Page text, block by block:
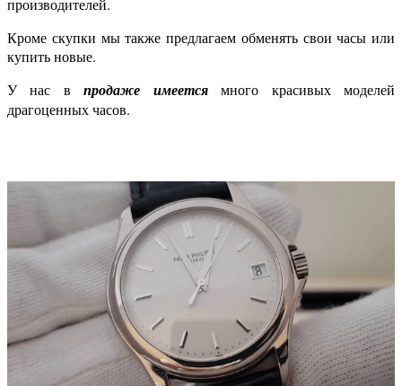
производителей.
Кроме скупки мы также предлагаем обменять свои часы или
купить новые.
У нас впродаже имеетсямного красивых моделей
драгоценных часов.